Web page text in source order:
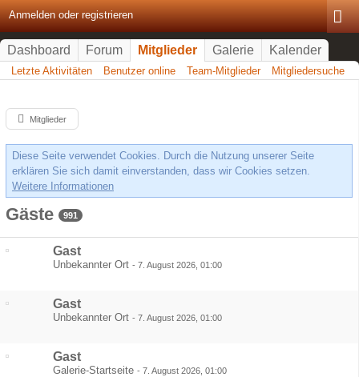
Anmelden oder registrieren
Dashboard Forum Mitglieder Galerie Kalender
Letzte Aktivitäten Benutzer online Team-Mitglieder Mitgliedersuche
Mitglieder
Diese Seite verwendet Cookies. Durch die Nutzung unserer Seite
erklären Sie sich damit einverstanden, dass wir Cookies setzen.
Weitere Informationen
Gäste 991
Gast
Unbekannter Ort - 7. August 2026, 01:00
Gast
Unbekannter Ort - 7. August 2026, 01:00
Gast
Galerie-Startseite - 7. August 2026, 01:00